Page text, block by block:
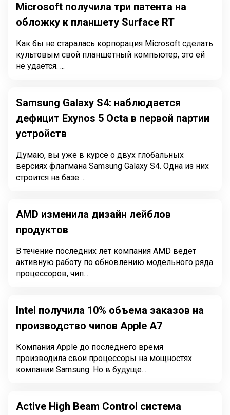
Microsoft получила три патента на
обложку к планшету Surface RT
Как бы не старалась корпорация Microsoft сделать
культовым свой планшетный компьютер, это ей
не удаётся. ...
Samsung Galaxy S4: наблюдается
дефицит Exynos 5 Octa в первой партии
устройств
Думаю, вы уже в курсе о двух глобальных
версиях флагмана Samsung Galaxy S4. Одна из них
строится на базе ...
AMD изменила дизайн лейблов
продуктов
В течение последних лет компания AMD ведёт
активную работу по обновлению модельного ряда
процессоров, чип...
Intel получила 10% объема заказов на
производство чипов Apple A7
Компания Apple до последнего время
производила свои процессоры на мощностях
компании Samsung. Но в будуще...
Active High Beam Control система